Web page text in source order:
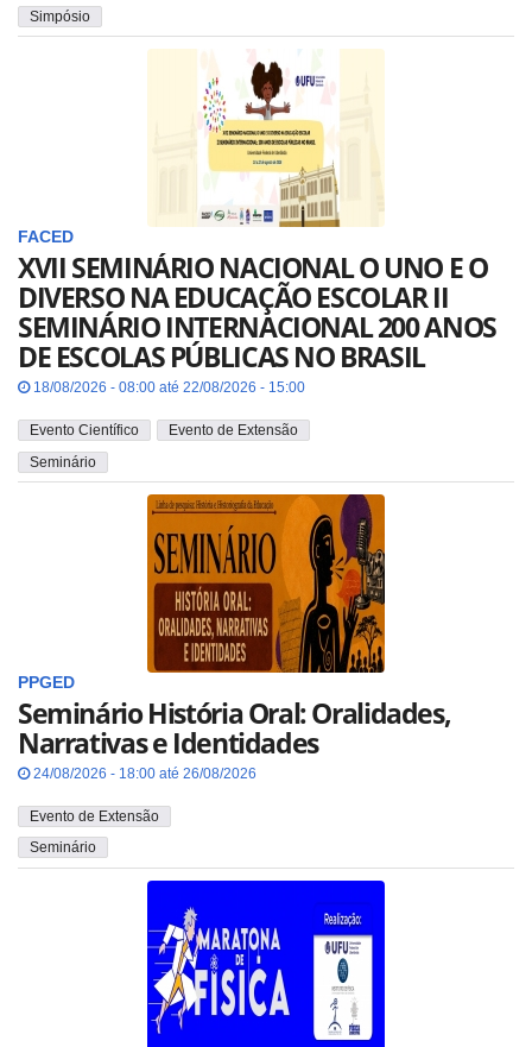
Simpósio
FACED
XVII SEMINÁRIO NACIONAL O UNO E O
DIVERSO NA EDUCAÇÃO ESCOLAR II
SEMINÁRIO INTERNACIONAL 200 ANOS
DE ESCOLAS PÚBLICAS NO BRASIL
18/08/2026 - 08:00 até 22/08/2026 - 15:00
Evento Científico
Evento de Extensão
Seminário
PPGED
Seminário História Oral: Oralidades,
Narrativas e Identidades
24/08/2026 - 18:00 até 26/08/2026
Evento de Extensão
Seminário